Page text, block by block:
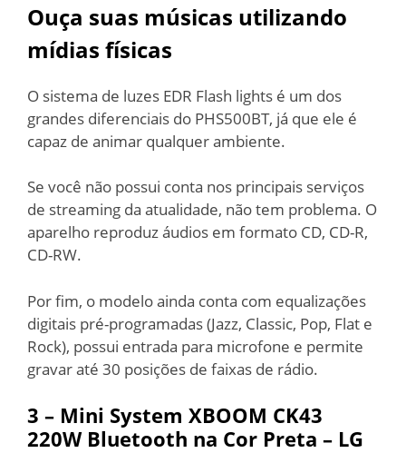
Ouça suas músicas utilizando
mídias físicas
O sistema de luzes EDR Flash lights é um dos
grandes diferenciais do PHS500BT, já que ele é
capaz de animar qualquer ambiente.
Se você não possui conta nos principais serviços
de streaming da atualidade, não tem problema. O
aparelho reproduz áudios em formato CD, CD-R,
CD-RW.
Por fim, o modelo ainda conta com equalizações
digitais pré-programadas (Jazz, Classic, Pop, Flat e
Rock), possui entrada para microfone e permite
gravar até 30 posições de faixas de rádio.
3 – Mini System XBOOM CK43
220W Bluetooth na Cor Preta – LG